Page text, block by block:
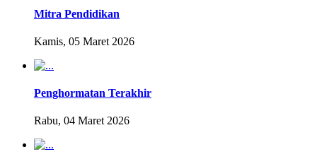
Mitra Pendidikan
Kamis, 05 Maret 2026
Penghormatan Terakhir
Rabu, 04 Maret 2026